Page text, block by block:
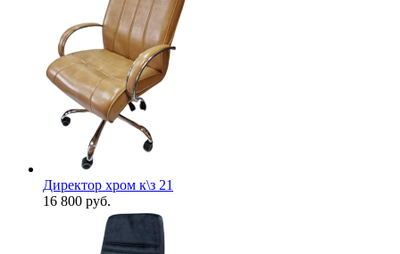
Директор хром к\з 21
16 800 руб.